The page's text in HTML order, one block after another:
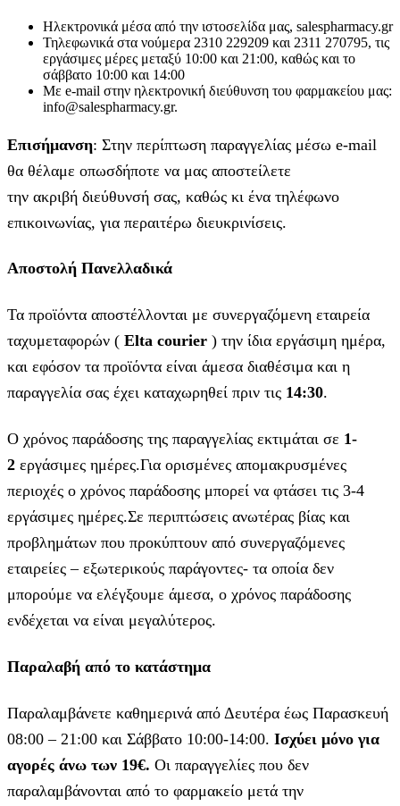
Ηλεκτρονικά μέσα από την ιστοσελίδα μας, salespharmacy.gr
Τηλεφωνικά στα νούμερα 2310 229209 και 2311 270795, τις
εργάσιμες μέρες μεταξύ 10:00 και 21:00, καθώς και το
σάββατο 10:00 και 14:00
Με e-mail στην ηλεκτρονική διεύθυνση του φαρμακείου μας:
info@salespharmacy.gr.
Επισήμανση: Στην περίπτωση παραγγελίας μέσω e-mail
θα θέλαμε οπωσδήποτε να μας αποστείλετε
την ακριβή διεύθυνσή σας, καθώς κι ένα τηλέφωνο
επικοινωνίας, για περαιτέρω διευκρινίσεις.
Αποστολή Πανελλαδικά
Τα προϊόντα αποστέλλονται με συνεργαζόμενη εταιρεία
ταχυμεταφορών ( Elta courier ) την ίδια εργάσιμη ημέρα,
και εφόσον τα προϊόντα είναι άμεσα διαθέσιμα και η
παραγγελία σας έχει καταχωρηθεί πριν τις 14:30.
Ο χρόνος παράδοσης της παραγγελίας εκτιμάται σε 1-
2 εργάσιμες ημέρες.Για ορισμένες απομακρυσμένες
περιοχές ο χρόνος παράδοσης μπορεί να φτάσει τις 3-4
εργάσιμες ημέρες.Σε περιπτώσεις ανωτέρας βίας και
προβλημάτων που προκύπτουν από συνεργαζόμενες
εταιρείες – εξωτερικούς παράγοντες- τα οποία δεν
μπορούμε να ελέγξουμε άμεσα, ο χρόνος παράδοσης
ενδέχεται να είναι μεγαλύτερος.
Παραλαβή από το κατάστημα
Παραλαμβάνετε καθημερινά από Δευτέρα έως Παρασκευή
08:00 – 21:00 και Σάββατο 10:00-14:00. Ισχύει μόνο για
αγορές άνω των 19€. Οι παραγγελίες που δεν
παραλαμβάνονται από το φαρμακείο μετά την